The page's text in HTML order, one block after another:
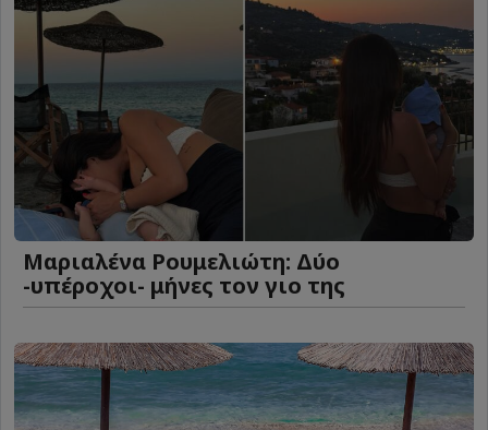
Μαριαλένα Ρουμελιώτη: Δύο
-υπέροχοι- μήνες τον γιο της